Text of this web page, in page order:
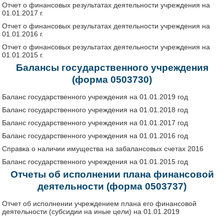
Отчет о финансовых результатах деятельности учреждения на
01.01.2017 г.
Отчет о финансовых результатах деятельности учреждения на
01.01.2016 г.
Отчет о финансовых результатах деятельности учреждения на
01.01.2015 г.
Балансы государственного учреждения
(форма 0503730)
Баланс государственного учреждения на 01.01.2019 год
Баланс государственного учреждения на 01.01.2018 год
Баланс государственного учреждения на 01.01.2017 год
Баланс государственного учреждения на 01.01.2016 год
Справка о наличии имущества на забалансовых счетах 2016
Баланс государственного учреждения на 01.01.2015 год
Отчеты об исполнении плана финансовой
деятельности (форма 0503737)
Отчет об исполнении учреждением плана его финансовой
деятельности (субсидии на иные цели) на 01.01.2019